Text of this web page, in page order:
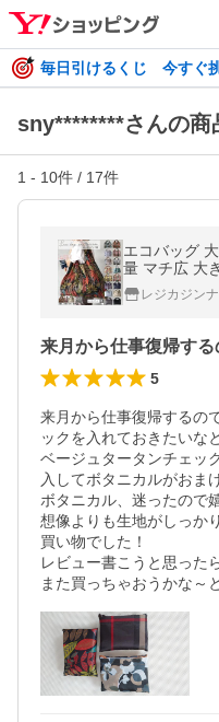
毎日引けるくじ 今すぐ
sny********さんの商
1 - 10件 / 17件
エコバッグ
量 マチ広 大きめ オシャレ エコバ
ビニサイズ 旅
レジカジンナ
5
来月から仕事復帰するの
ックを入れておきたいな
ベージュタータンチェッ
入してボタニカルがおま
ボタニカル、迷ったので
想像よりも生地がしっか
買い物でした！
レビュー書こうと思った
また買っちゃおうかな～